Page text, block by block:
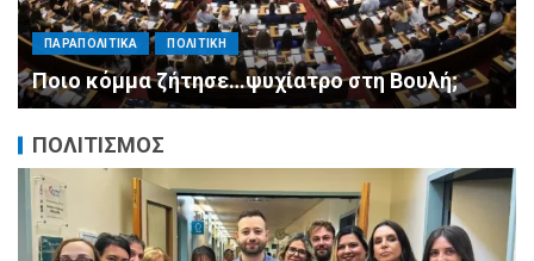
Μητσοτάκης σε υπουργούς: Ξεχάστε τον
ανασχηματισμό, πιάστε δουλειά με 4
αυστηρές εντολές
ΠΟΛΙΤΙΣΜΟΣ